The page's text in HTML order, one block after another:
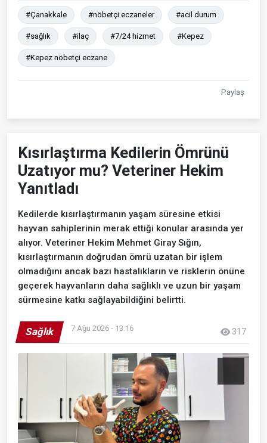
#Çanakkale #nöbetçi eczaneler #acil durum
#sağlık #ilaç #7/24 hizmet #Kepez
#Kepez nöbetçi eczane
Paylaş
Kısırlaştırma Kedilerin Ömrünü
Uzatıyor mu? Veteriner Hekim
Yanıtladı
Kedilerde kısırlaştırmanın yaşam süresine etkisi
hayvan sahiplerinin merak ettiği konular arasında yer
alıyor. Veteriner Hekim Mehmet Giray Sığın,
kısırlaştırmanın doğrudan ömrü uzatan bir işlem
olmadığını ancak bazı hastalıkların ve risklerin önüne
geçerek hayvanların daha sağlıklı ve uzun bir yaşam
sürmesine katkı sağlayabildiğini belirtti.
Sağlık 7 Ağu 2026 - 13:16 317